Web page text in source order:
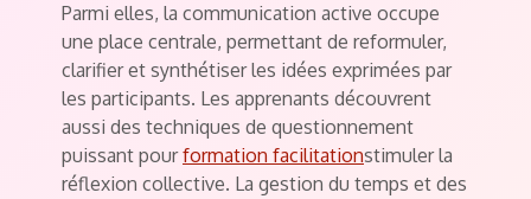
Parmi elles, la communication active occupe
une place centrale, permettant de reformuler,
clarifier et synthétiser les idées exprimées par
les participants. Les apprenants découvrent
aussi des techniques de questionnement
puissant pourformation facilitationstimuler la
réflexion collective. La gestion du temps et des